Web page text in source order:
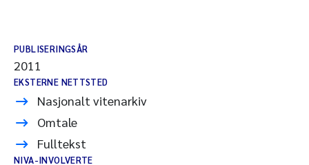
PUBLISERINGSÅR
2011
EKSTERNE NETTSTED
Nasjonalt vitenarkiv
Omtale
Fulltekst
NIVA-INVOLVERTE